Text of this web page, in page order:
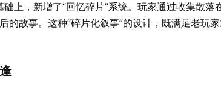
上，新增了“回忆碎片”系统。玩家通过收集散落
的故事。这种“碎片化叙事”的设计，既满足老玩